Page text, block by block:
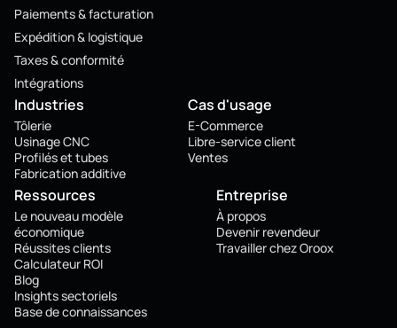
Paiements & facturation
Expédition & logistique
Taxes & conformité
Intégrations
Industries
Tôlerie
Usinage CNC
Profilés et tubes
Fabrication additive
Cas d'usage
E-Commerce
Libre-service client
Ventes
Ressources
Le nouveau modèle
économique
Réussites clients
Calculateur ROI
Blog
Insights sectoriels
Base de connaissances
Entreprise
À propos
Devenir revendeur
Travailler chez Oroox